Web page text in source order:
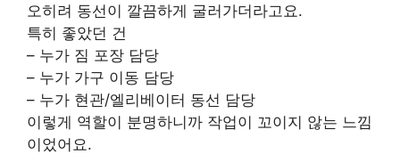
오히려 동선이 깔끔하게 굴러가더라고요.
특히 좋았던 건
– 누가 짐 포장 담당
– 누가 가구 이동 담당
– 누가 현관/엘리베이터 동선 담당
이렇게 역할이 분명하니까 작업이 꼬이지 않는 느낌
이었어요.